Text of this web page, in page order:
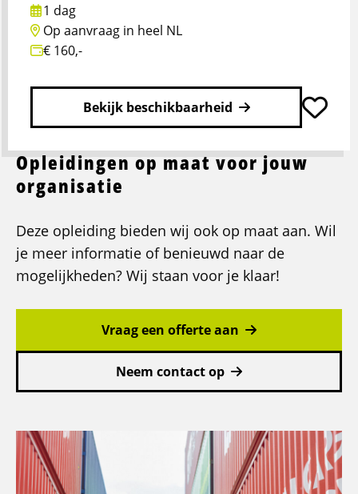
1 dag
Op aanvraag in heel NL
€ 160,-
Bekijk beschikbaarheid
Lees
meer
over
U24-
Opleidingen op maat voor jouw
organisatie
Deze opleiding bieden wij ook op maat aan. Wil
je meer informatie of benieuwd naar de
mogelijkheden? Wij staan voor je klaar!
Vraag een offerte aan
Neem contact op